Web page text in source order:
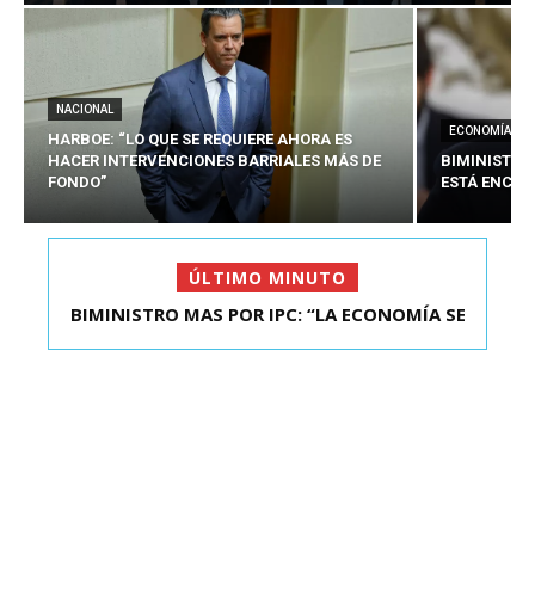
NACIONAL
HARBOE: “LO QUE SE REQUIERE AHORA ES
HACER INTERVENCIONES BARRIALES MÁS DE
FONDO”
ECONOMÍA
BIMINISTRO
ESTÁ
ÚLTIMO MINUTO
KAST SE REUNIÓ CON EL PRESIDENTE ELECTO DE